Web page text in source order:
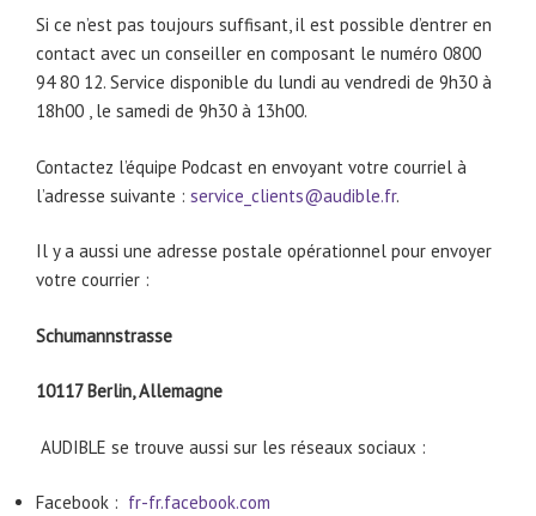
Si ce n’est pas toujours suffisant, il est possible d’entrer en
contact avec un conseiller en composant le numéro 0800
94 80 12. Service disponible du lundi au vendredi de 9h30 à
18h00 , le samedi de 9h30 à 13h00.
Contactez l’équipe Podcast en envoyant votre courriel à
l’adresse suivante : service_clients@audible.fr.
Il y a aussi une adresse postale opérationnel pour envoyer
votre courrier :
Schumannstrasse
10117 Berlin, Allemagne
AUDIBLE se trouve aussi sur les réseaux sociaux :
Facebook : fr-fr.facebook.com